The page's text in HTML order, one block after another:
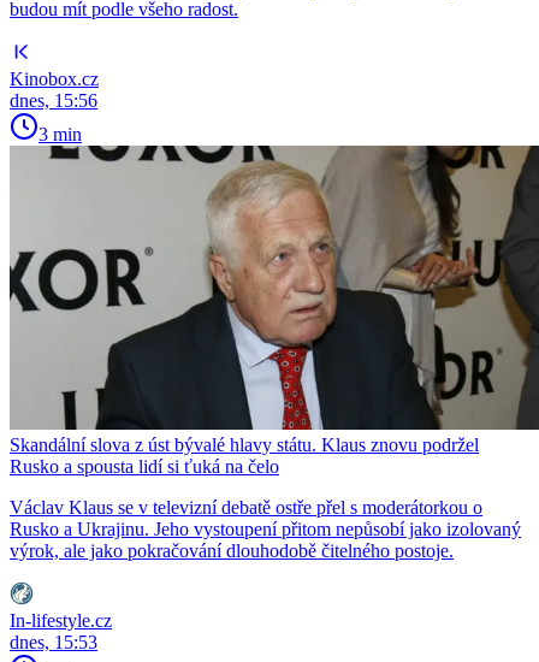
budou mít podle všeho radost.
Kinobox.cz
dnes, 15:56
3 min
Skandální slova z úst bývalé hlavy státu. Klaus znovu podržel
Rusko a spousta lidí si ťuká na čelo
Václav Klaus se v televizní debatě ostře přel s moderátorkou o
Rusko a Ukrajinu. Jeho vystoupení přitom nepůsobí jako izolovaný
výrok, ale jako pokračování dlouhodobě čitelného postoje.
In-lifestyle.cz
dnes, 15:53